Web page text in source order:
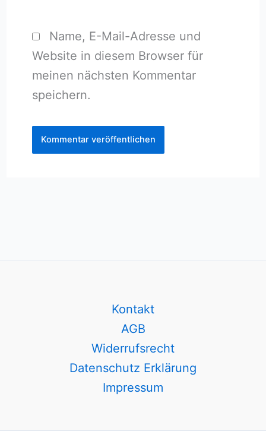
Name, E-Mail-Adresse und
Website in diesem Browser für
meinen nächsten Kommentar
speichern.
Kontakt
AGB
Widerrufsrecht
Datenschutz Erklärung
Impressum